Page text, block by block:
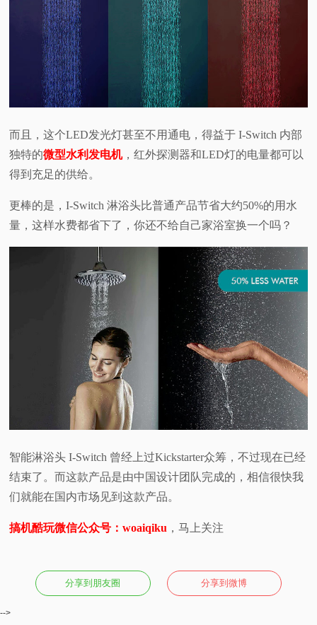
而且，这个LED发光灯甚至不用通电，得益于 I-Switch 内部
独特的微型水利发电机，红外探测器和LED灯的电量都可以
得到充足的供给。
更棒的是，I-Switch 淋浴头比普通产品节省大约50%的用水
量，这样水费都省下了，你还不给自己家浴室换一个吗？
智能淋浴头 I-Switch 曾经上过Kickstarter众筹，不过现在已经
结束了。而这款产品是由中国设计团队完成的，相信很快我
们就能在国内市场见到这款产品。
搞机酷玩微信公众号：woaiqiku ，马上关注
分享到朋友圈 分享到微博
-->